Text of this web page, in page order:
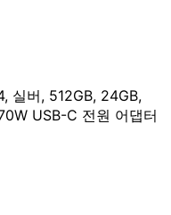
실버, 512GB, 24GB,
USB-C 전원 어댑터